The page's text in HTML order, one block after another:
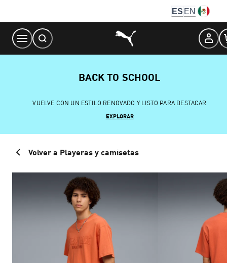
Content
ES EN
BACK TO SCHOOL
VUELVE CON UN ESTILO RENOVADO Y LISTO PARA DESTACAR
EXPLORAR
Volver a Playeras y camisetas